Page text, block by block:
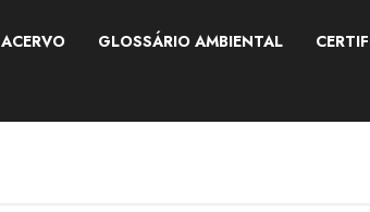
ACERVO GLOSSÁRIO AMBIENTAL